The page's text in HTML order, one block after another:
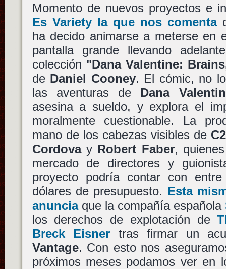
Momento de nuevos proyectos e
Es Variety la que nos comenta
ha decido animarse a meterse en
pantalla grande llevando
colección "Dana Valentine:
de Daniel Cooney. El cómic, no
las aventuras de Dana
asesina a sueldo, y explora el
moralmente cuestionable. La
mano de los cabezas visibles de
Cordovay Robert Faber,
mercado de directores y
proyecto podría contar con
dólares de presupuesto. Esta
anunciaque la compañía española
los derechos de explotación de
Breck Eisner tras firmar un
Vantage. Con esto nos
próximos meses podamos ver en